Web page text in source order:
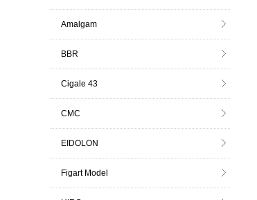
Amalgam
BBR
Cigale 43
CMC
EIDOLON
Figart Model